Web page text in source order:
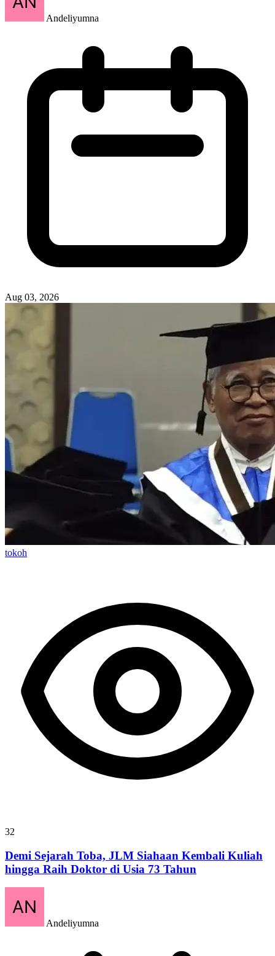
Andeliyumna
Aug 03, 2026
tokoh
32
Demi Sejarah Toba, JLM Siahaan Kembali Kuliah
hingga Raih Doktor di Usia 73 Tahun
Andeliyumna